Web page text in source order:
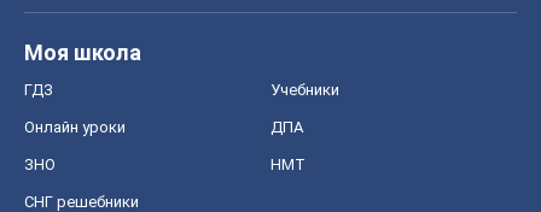
Моя школа
ГДЗ Учебники
Онлайн уроки ДПА
ЗНО НМТ
СНГ решебники